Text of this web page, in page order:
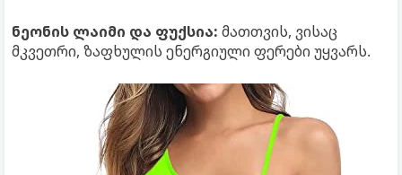
ნეონის ლაიმი და ფუქსია: მათთვის, ვისაც
მკვეთრი, ზაფხულის ენერგიული ფერები უყვარს.